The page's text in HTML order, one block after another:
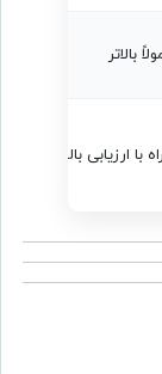
بالاتر
با ارزیابی بالینی